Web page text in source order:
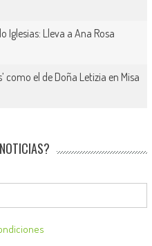
Iglesias: Lleva a Ana Rosa
como el de Doña Letizia en Misa